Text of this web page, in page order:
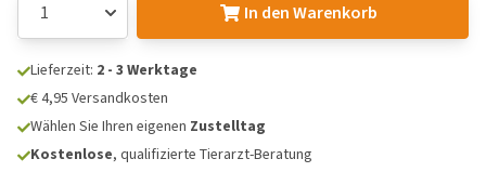
In den Warenkorb
Lieferzeit: 2 - 3 Werktage
€ 4,95 Versandkosten
Wählen Sie Ihren eigenen Zustelltag
Kostenlose, qualifizierte Tierarzt-Beratung